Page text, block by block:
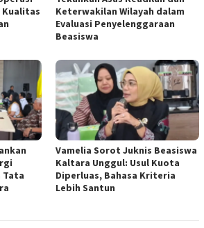
Kualitas
Keterwakilan Wilayah dalam
Evaluasi Penyelenggaraan
Beasiswa
Tata
Vamelia Sorot Juknis Beasiswa
Kaltara Unggul: Usul Kuota
Diperluas, Bahasa Kriteria
Lebih Santun